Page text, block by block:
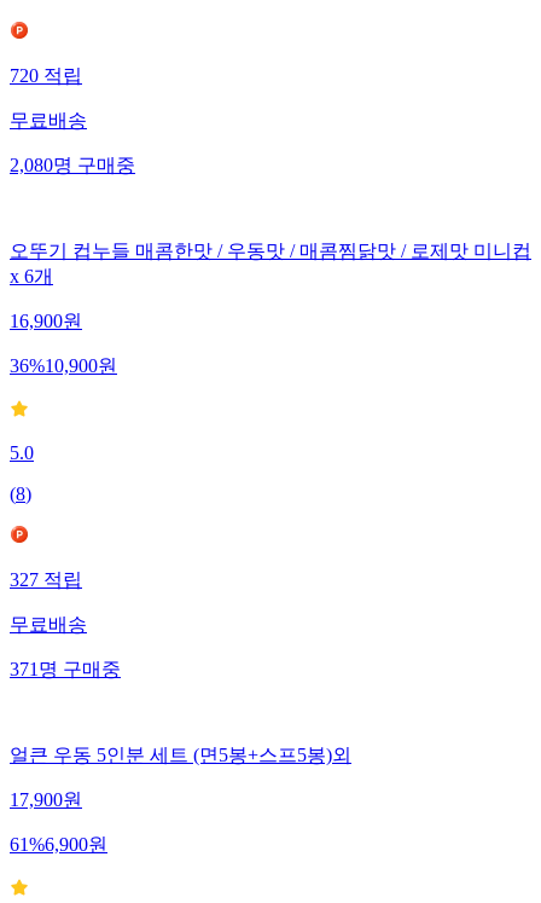
720적립
무료배송
2,080명구매중
오뚜기 컵누들 매콤한맛 / 우동맛 / 매콤찜닭맛 / 로제맛 미니컵
x 6개
16,900원
36%10,900원
5.0
(8)
327적립
무료배송
371명구매중
얼큰 우동 5인분 세트 (면5봉+스프5봉)외
17,900원
61%6,900원